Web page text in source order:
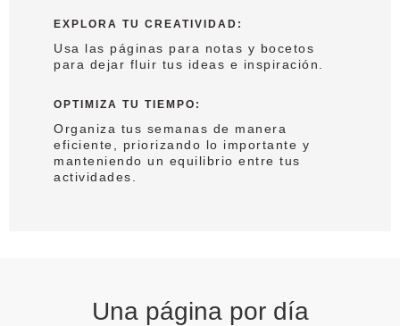
EXPLORA TU CREATIVIDAD :
Usa las páginas para notas y bocetos
para dejar fluir tus ideas e inspiración.
OPTIMIZA TU TIEMPO :
Organiza tus semanas de manera
eficiente, priorizando lo importante y
manteniendo un equilibrio entre tus
actividades.
Una página por día